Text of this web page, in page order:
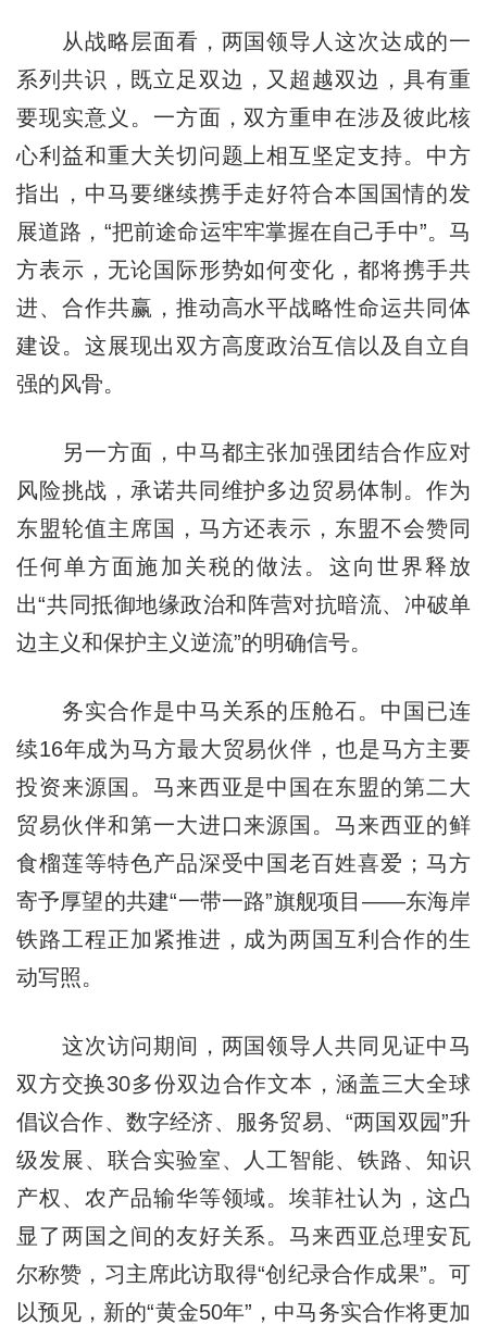
从战略层面看，两国领导人这次达成的一
系列共识，既立足双边，又超越双边，具有重
要现实意义。一方面，双方重申在涉及彼此核
心利益和重大关切问题上相互坚定支持。中方
指出，中马要继续携手走好符合本国国情的发
展道路，“把前途命运牢牢掌握在自己手中”。马
方表示，无论国际形势如何变化，都将携手共
进、合作共赢，推动高水平战略性命运共同体
建设。这展现出双方高度政治互信以及自立自
强的风骨。
另一方面，中马都主张加强团结合作应对
风险挑战，承诺共同维护多边贸易体制。作为
东盟轮值主席国，马方还表示，东盟不会赞同
任何单方面施加关税的做法。这向世界释放
出“共同抵御地缘政治和阵营对抗暗流、冲破单
边主义和保护主义逆流”的明确信号。
务实合作是中马关系的压舱石。中国已连
续16年成为马方最大贸易伙伴，也是马方主要
投资来源国。马来西亚是中国在东盟的第二大
贸易伙伴和第一大进口来源国。马来西亚的鲜
食榴莲等特色产品深受中国老百姓喜爱；马方
寄予厚望的共建“一带一路”旗舰项目——东海岸
铁路工程正加紧推进，成为两国互利合作的生
动写照。
这次访问期间，两国领导人共同见证中马
双方交换30多份双边合作文本，涵盖三大全球
倡议合作、数字经济、服务贸易、“两国双园”升
级发展、联合实验室、人工智能、铁路、知识
产权、农产品输华等领域。埃菲社认为，这凸
显了两国之间的友好关系。马来西亚总理安瓦
尔称赞，习主席此访取得“创纪录合作成果”。可
以预见，新的“黄金50年”，中马务实合作将更加